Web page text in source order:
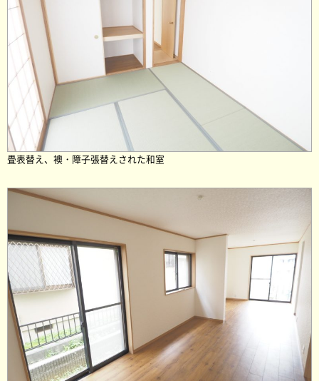
畳表替え、襖・障子張替えされた和室